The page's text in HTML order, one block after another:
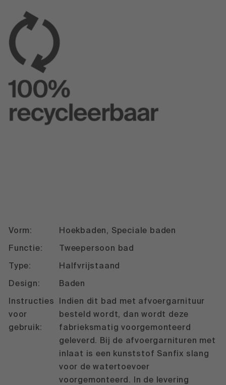
Vorm: Hoekbaden, Speciale baden
Functie: Tweepersoon bad
Type: Halfvrijstaand
Design: Baden
Instructies
voor
gebruik:
Indien dit bad met afvoergarnituur
besteld wordt, dan wordt deze
fabrieksmatig voorgemonteerd
geleverd. Bij de afvoergarnituren met
inlaat is een kunststof Sanfix slang
voor de watertoevoer
voorgemonteerd. In de levering